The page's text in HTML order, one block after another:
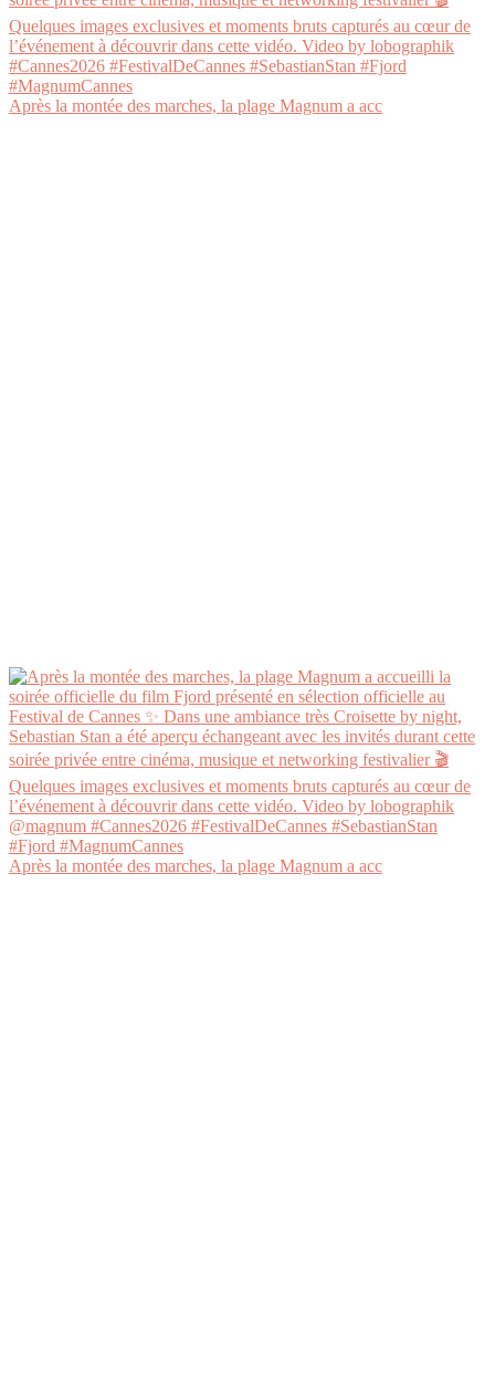
Après la montée des marches, la plage Magnum a acc
Après la montée des marches, la plage Magnum a acc